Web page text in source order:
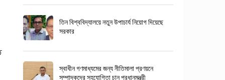
তিন বিশ্ববিদ্যালয়ে নতুন উপাচার্য নিয়োগ দিয়েছে
সরকার
স্বাধীন গণমাধ্যমের জন্য নীতিমালা প্রণয়নে
সম্পাদকদের সহযোগিতা চান প্রধানমন্ত্রী